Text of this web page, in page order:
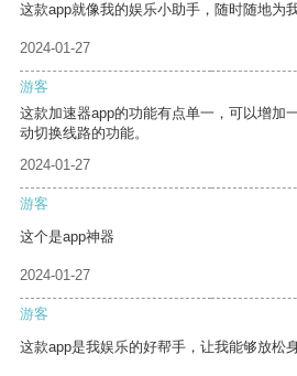
这款app就像我的娱乐小助手，随时随地为
2024-01-27
游客
这款加速器app的功能有点单一，可以增加
动切换线路的功能。
2024-01-27
游客
这个是app神器
2024-01-27
游客
这款app是我娱乐的好帮手，让我能够放松